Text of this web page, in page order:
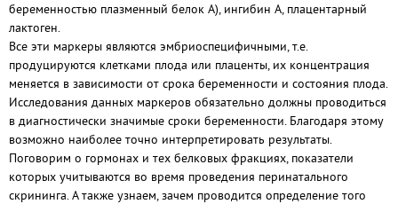
беременностью плазменный белок А), ингибин А, плацентарный
лактоген.
Все эти маркеры являются эмбриоспецифичными, т.е.
продуцируются клетками плода или плаценты, их концентрация
меняется в зависимости от срока беременности и состояния плода.
Исследования данных маркеров обязательно должны проводиться
в диагностически значимые сроки беременности. Благодаря этому
возможно наиболее точно интерпретировать результаты.
Поговорим о гормонах и тех белковых фракциях, показатели
которых учитываются во время проведения перинатального
скрининга. А также узнаем, зачем проводится определение того